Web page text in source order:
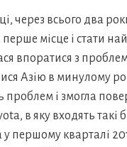
через всього два
місце і стати
впоратися з
Азію в минулому
проблем і змогла
в яку входять
у першому кварталі